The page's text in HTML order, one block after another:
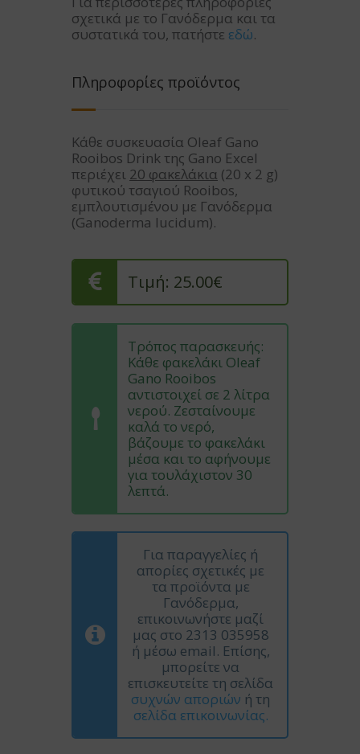
σχετικά με το Γανόδερμα και τα
συστατικά του, πατήστε εδώ.
Πληροφορίες προϊόντος
Κάθε συσκευασία Oleaf Gano
Rooibos Drink της Gano Excel
περιέχει 20 φακελάκια (20 x 2 g)
φυτικού τσαγιού Rooibos,
εμπλουτισμένου με Γανόδερμα
(Ganoderma lucidum).
Τιμή: 25.00€
Τρόπος παρασκευής:
Κάθε φακελάκι Oleaf
Gano Rooibos
αντιστοιχεί σε 2 λίτρα
νερού. Ζεσταίνουμε
καλά το νερό,
βάζουμε το φακελάκι
μέσα και το αφήνουμε
για τουλάχιστον 30
λεπτά.
Για παραγγελίες ή
απορίες σχετικές με
τα προϊόντα με
Γανόδερμα,
επικοινωνήστε μαζί
μας στο 2313 035958
ή μέσω email. Επίσης,
μπορείτε να
επισκευτείτε τη σελίδα
συχνών αποριών ή τη
σελίδα επικοινωνίας.